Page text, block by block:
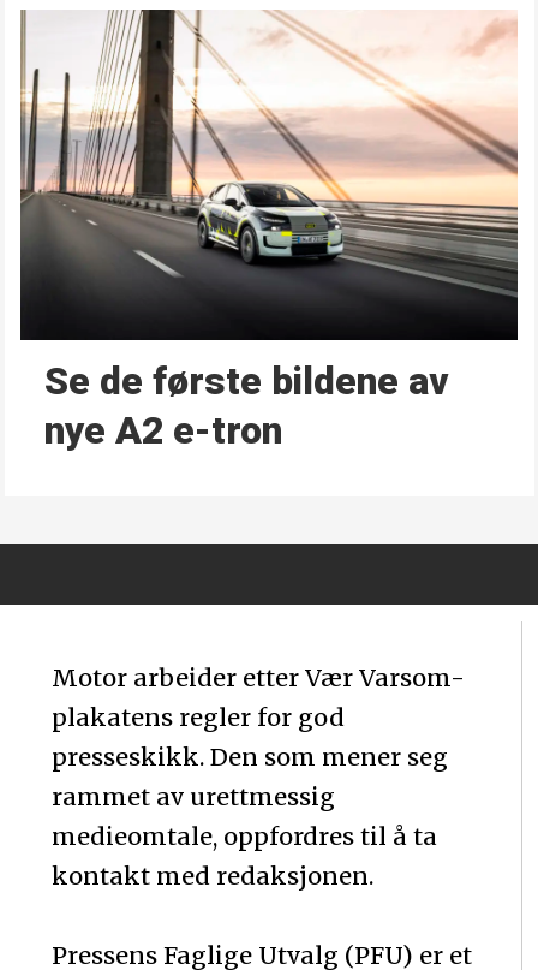
Se de første bildene av
nye A2 e-tron
Motor arbeider etter Vær Varsom-
plakatens regler for god
presseskikk. Den som mener seg
rammet av urettmessig
medieomtale, oppfordres til å ta
kontakt med redaksjonen.
Pressens Faglige Utvalg (PFU) er et